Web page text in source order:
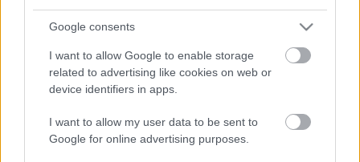
Google consents
I want to allow Google to enable storage
related to advertising like cookies on web or
device identifiers in apps.
I want to allow my user data to be sent to
Google for online advertising purposes.
SirDavis: Το
ολοκαίνουργιο ουίσκι